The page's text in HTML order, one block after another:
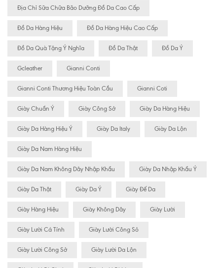
Địa Chỉ Sữa Chữa Bão Dưỡng Đồ Da Cao Cấp
Đồ Da Hàng Hiệu Đồ Da Hàng Hiệu Cao Cấp
Đồ Da Quà Tặng Ý Nghĩa Đồ Da Thật Đồ Da Ý
Gcleather Gianni Conti
Gianni Conti Thương Hiệu Toàn Cầu Gianni Coti
Giày Chuẩn Ý Giày Công Sở Giày Da Hàng Hiệu
Giày Da Hàng Hiệu Ý Giày Da Italy Giày Da Lộn
Giày Da Nam Hàng Hiệu
Giày Da Nam Không Dây Nhập Khẩu Giày Da Nhập Khẩu Ý
Giày Da Thật Giày Da Ý Giày Đế Da
Giày Hàng Hiệu Giày Không Dây Giày Lười
Giày Lười Cá Tính Giày Lười Công Sỏ
Giày Lười Công Sở Giày Lười Da Lộn